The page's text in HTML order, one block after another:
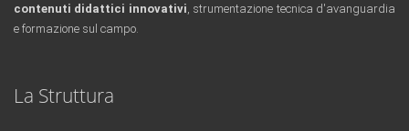
contenuti didattici innovativi , strumentazione tecnica d'avanguardia
e formazione sul campo.
La Struttura